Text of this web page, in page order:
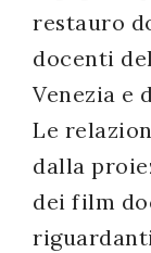
restauro
docenti
Venezia e
Le
dalla
dei film